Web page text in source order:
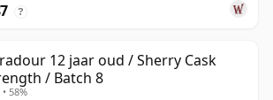
?
12 jaar oud / Sherry Cask
/ Batch 8
58%